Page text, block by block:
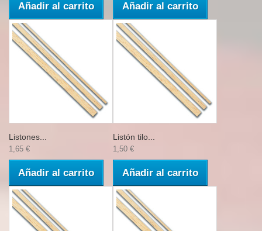
Añadir al carrito Añadir al carrito
Listones...
1,65 €
Añadir al carrito
Listón tilo...
1,50 €
Añadir al carrito